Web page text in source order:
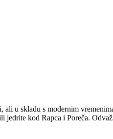
ali u skladu s modernim
jedrite kod Rapca i Poreča.